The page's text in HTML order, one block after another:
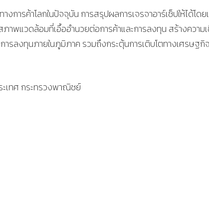
การค้าโลกในปัจจุบัน การสรุปผลการเจรจาอาร์เซ็ปให้ได้โด
าพแวดล้อมที่เอื้ออำนวยต่อการค้าและการลงทุน สร้างความ
ารลงทุนภายในภูมิภาค รวมถึงกระตุ้นการเติบโตทางเศรษฐ
ะเทศ กระทรวงพาณิชย์